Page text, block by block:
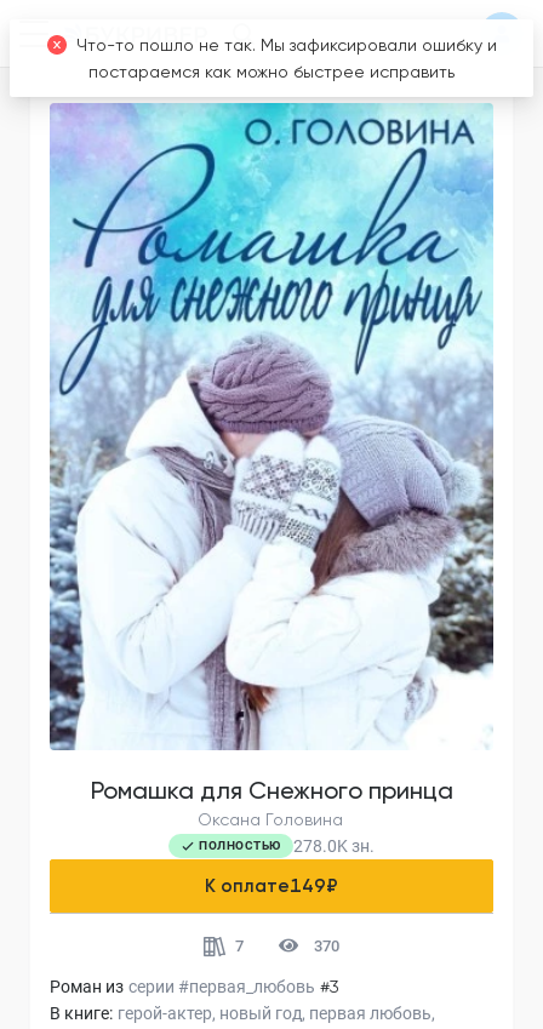
Ромашка для Снежного принца
Оксана Головина
ПОЛНОСТЬЮ 278.0K зн.
К оплате149₽
7 370
Роман из серии #первая_любовь #3
В книге: герой-актер новый год первая любовь